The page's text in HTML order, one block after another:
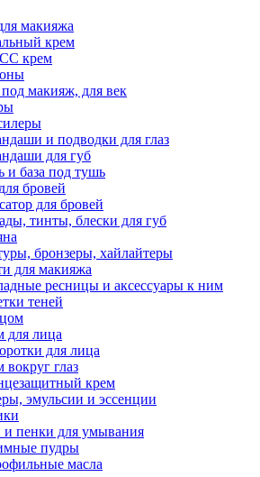
макияжа
крем
крем
под макияж, для век
и подводки для глаз
для губ
и база под тушь
бровей
для бровей
тинты, блески для губ
бронзеры, хайлайтеры
для макияжа
ресницы и аксессуары к ним
теней
для лица
для лица
вокруг глаз
крем
эмульсии и эссенции
и пенки для умывания
пудры
масла